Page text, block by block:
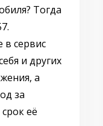
Тогда
сервис
и других
а
за
её